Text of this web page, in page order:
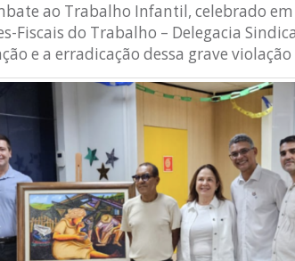
ao Trabalho Infantil, celebrado
do Trabalho – Delegacia
e a erradicação dessa grave